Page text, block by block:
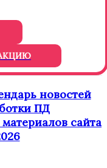
новостей
ПД
сайта